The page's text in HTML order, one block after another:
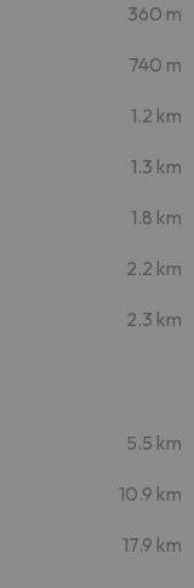
360 m
740 m
1.2 km
1.3 km
1.8 km
2.2 km
2.3 km
5.5 km
10.9 km
17.9 km